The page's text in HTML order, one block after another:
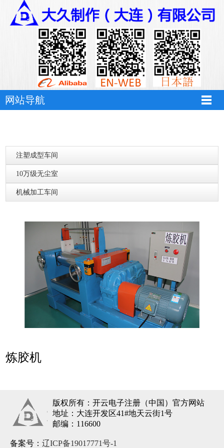
网站导航
注塑成型车间
10万级无尘室
机械加工车间
炼胶机
版权所有：开云电子注册（中国）官方网站
地址：大连开发区41#地天云街1号
邮编：116600
备案号： 辽ICP备19017771号-1